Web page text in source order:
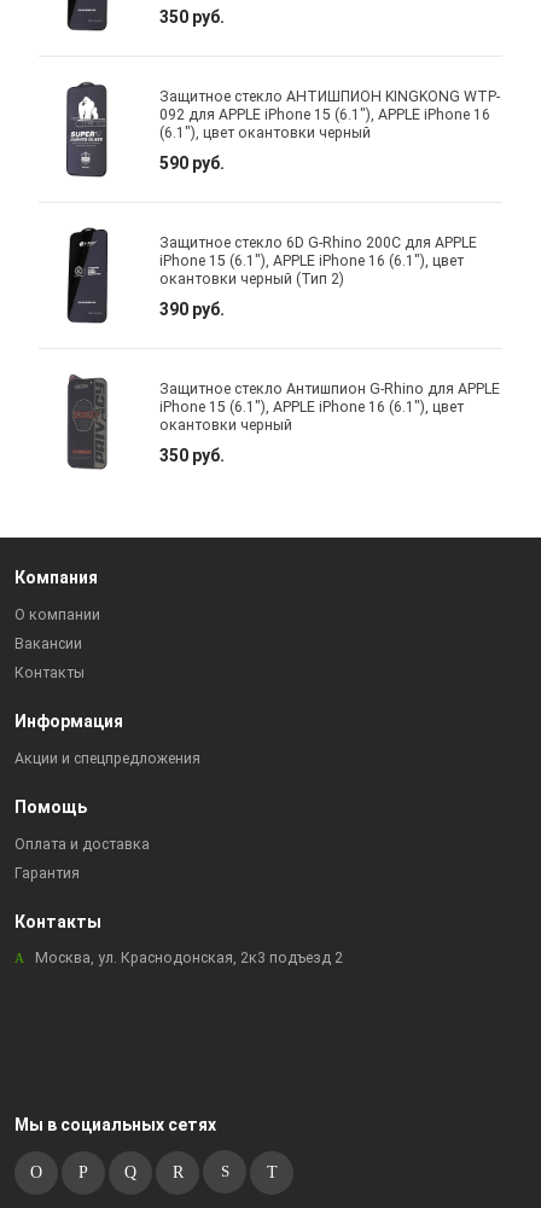
350 руб.
Защитное стекло АНТИШПИОН KINGKONG WTP-
092 для APPLE iPhone 15 (6.1"), APPLE iPhone 16
(6.1"), цвет окантовки черный
590 руб.
Защитное стекло 6D G-Rhino 200C для APPLE
iPhone 15 (6.1"), APPLE iPhone 16 (6.1"), цвет
окантовки черный (Тип 2)
390 руб.
Защитное стекло Антишпион G-Rhino для APPLE
iPhone 15 (6.1"), APPLE iPhone 16 (6.1"), цвет
окантовки черный
350 руб.
Компания
О компании
Вакансии
Контакты
Информация
Акции и спецпредложения
Помощь
Оплата и доставка
Гарантия
Контакты
Москва, ул. Краснодонская, 2к3 подъезд 2
Мы в социальных сетях